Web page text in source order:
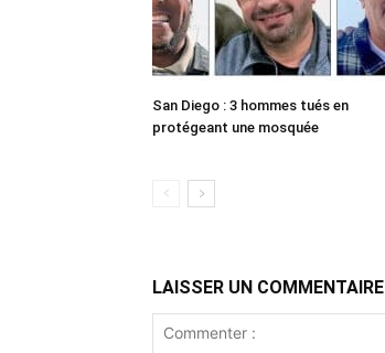
San Diego : 3 hommes tués en
protégeant une mosquée
LAISSER UN COMMENTAIRE